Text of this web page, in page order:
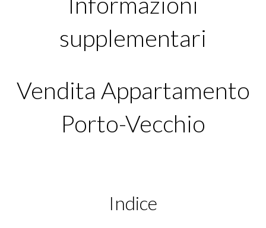
supplementari
Vendita Appartamento
Porto-Vecchio
Indice